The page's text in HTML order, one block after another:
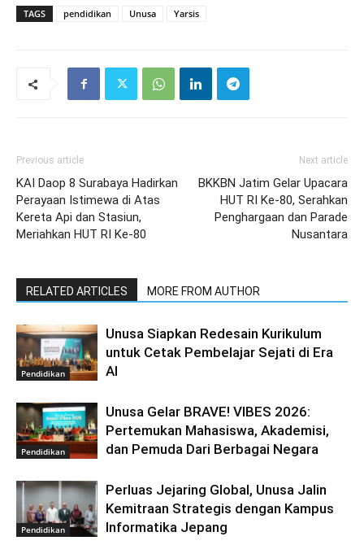
TAGS pendidikan Unusa Yarsis
Previous article
KAI Daop 8 Surabaya Hadirkan
Perayaan Istimewa di Atas
Kereta Api dan Stasiun,
Meriahkan HUT RI Ke-80
Next article
BKKBN Jatim Gelar Upacara
HUT RI Ke-80, Serahkan
Penghargaan dan Parade
Nusantara
RELATED ARTICLES MORE FROM AUTHOR
Pendidikan
Unusa Siapkan Redesain Kurikulum
untuk Cetak Pembelajar Sejati di Era
AI
Pendidikan
Unusa Gelar BRAVE! VIBES 2026:
Pertemukan Mahasiswa, Akademisi,
dan Pemuda Dari Berbagai Negara
Pendidikan
Perluas Jejaring Global, Unusa Jalin
Kemitraan Strategis dengan Kampus
Informatika Jepang